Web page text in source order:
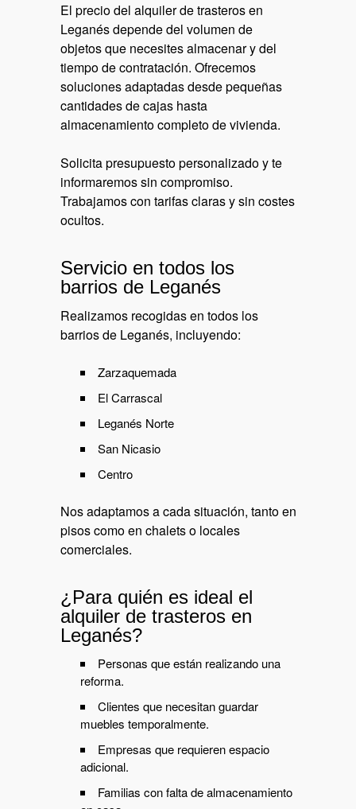
El precio del alquiler de trasteros en
Leganés depende del volumen de
objetos que necesites almacenar y del
tiempo de contratación. Ofrecemos
soluciones adaptadas desde pequeñas
cantidades de cajas hasta
almacenamiento completo de vivienda.
Solicita presupuesto personalizado y te
informaremos sin compromiso.
Trabajamos con tarifas claras y sin costes
ocultos.
Servicio en todos los
barrios de Leganés
Realizamos recogidas en todos los
barrios de Leganés, incluyendo:
Zarzaquemada
El Carrascal
Leganés Norte
San Nicasio
Centro
Nos adaptamos a cada situación, tanto en
pisos como en chalets o locales
comerciales.
¿Para quién es ideal el
alquiler de trasteros en
Leganés?
Personas que están realizando una
reforma.
Clientes que necesitan guardar
muebles temporalmente.
Empresas que requieren espacio
adicional.
Familias con falta de almacenamiento